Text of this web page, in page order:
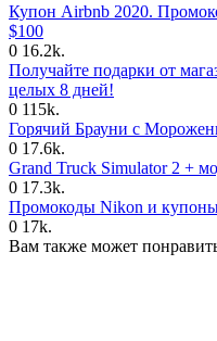
Купон Airbnb 2020.
$100
0 16.2k.
Получайте подарки от
целых 8 дней!
0 115k.
Горячий Брауни с
0 17.6k.
Grand Truck Simulator 2 +
0 17.3k.
Промокоды Nikon и
0 17k.
Вам также может